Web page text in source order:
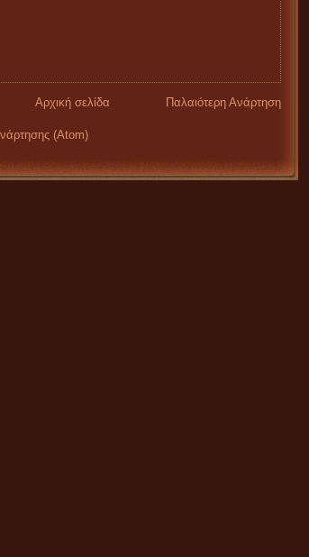
Παλαιότερη Ανάρτηση
Αρχική σελίδα
(Atom)